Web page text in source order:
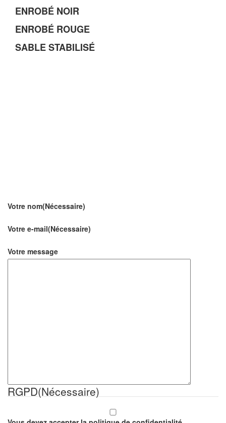
ENROBÉ NOIR
ENROBÉ ROUGE
SABLE STABILISÉ
Votre nom(Nécessaire)
Votre e-mail(Nécessaire)
Votre message
RGPD(Nécessaire)